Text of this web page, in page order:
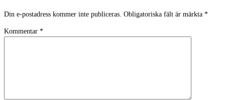
Din e-postadress kommer inte publiceras. Obligatoriska fält är märkta *
Kommentar *